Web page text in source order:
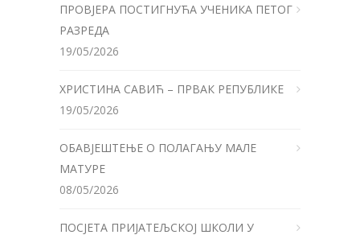
ПРОВЈЕРА ПОСТИГНУЋА УЧЕНИКА ПЕТОГ
РАЗРЕДА
19/05/2026
ХРИСТИНА САВИЋ – ПРВАК РЕПУБЛИКЕ
19/05/2026
ОБАВЈЕШТЕЊЕ О ПОЛАГАЊУ МАЛЕ
МАТУРЕ
08/05/2026
ПОСЈЕТА ПРИЈАТЕЉСКОЈ ШКОЛИ У